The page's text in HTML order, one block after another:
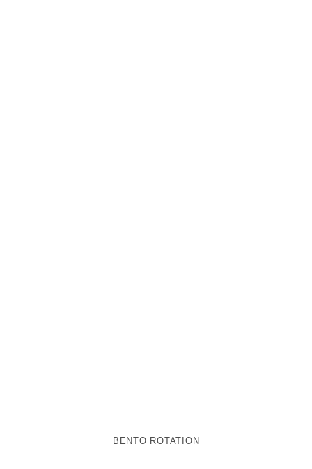
BENTO ROTATION